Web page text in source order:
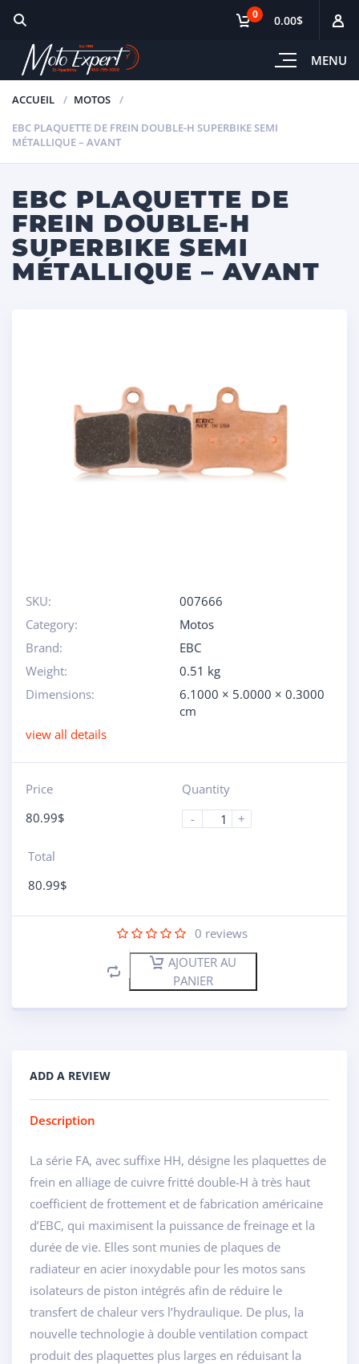
MENU
0 0.00$
ACCUEIL
MOTOS
EBC PLAQUETTE DE FREIN DOUBLE-H SUPERBIKE SEMI
MÉTALLIQUE – AVANT
EBC PLAQUETTE DE
FREIN DOUBLE-H
SUPERBIKE SEMI
MÉTALLIQUE – AVANT
SKU:
007666
Category:
Motos
Brand:
EBC
Weight:
0.51 kg
Dimensions:
6.1000 × 5.0000 × 0.3000
cm
view all details
Price
80.99$
Quantity
-
+
Total
80.99$
0 reviews
AJOUTER AU
PANIER
ADD A REVIEW
Description
La série FA, avec suffixe HH, désigne les plaquettes de
frein en alliage de cuivre fritté double-H à très haut
coefficient de frottement et de fabrication américaine
d’EBC, qui maximisent la puissance de freinage et la
durée de vie. Elles sont munies de plaques de
radiateur en acier inoxydable pour les motos sans
isolateurs de piston intégrés afin de réduire le
transfert de chaleur vers l’hydraulique. De plus, la
nouvelle technologie à double ventilation compact
produit des plaquettes plus larges en réduisant la